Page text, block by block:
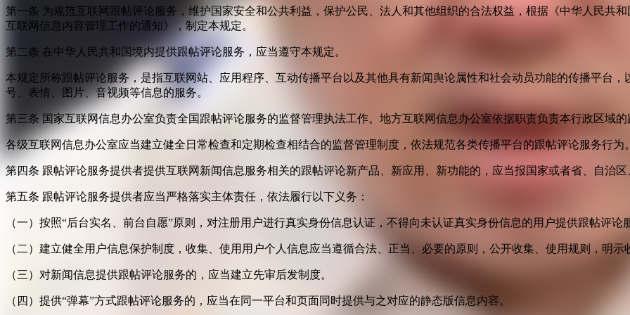
第一条 为规范互联网跟帖评论服务，维护国家安全和公共利益，保护公民、法人和其他组织的合法权益，根据《中华人民共
互联网信息内容管理工作的通知》，制定本规定。
第二条 在中华人民共和国境内提供跟帖评论服务，应当遵守本规定。
本规定所称跟帖评论服务，是指互联网站、应用程序、互动传播平台以及其他具有新闻舆论属性和社会动员功能的传播平台
号、表情、图片、音视频等信息的服务。
第三条 国家互联网信息办公室负责全国跟帖评论服务的监督管理执法工作。地方互联网信息办公室依据职责负责本行政区域
各级互联网信息办公室应当建立健全日常检查和定期检查相结合的监督管理制度，依法规范各类传播平台的跟帖评论服务行为
第四条 跟帖评论服务提供者提供互联网新闻信息服务相关的跟帖评论新产品、新应用、新功能的，应当报国家或者省、自治
第五条 跟帖评论服务提供者应当严格落实主体责任，依法履行以下义务：
（一）按照“后台实名、前台自愿”原则，对注册用户进行真实身份信息认证，不得向未认证真实身份信息的用户提供跟帖评论
（二）建立健全用户信息保护制度，收集、使用用户个人信息应当遵循合法、正当、必要的原则，公开收集、使用规则，明
（三）对新闻信息提供跟帖评论服务的，应当建立先审后发制度。
（四）提供“弹幕”方式跟帖评论服务的，应当在同一平台和页面同时提供与之对应的静态版信息内容。